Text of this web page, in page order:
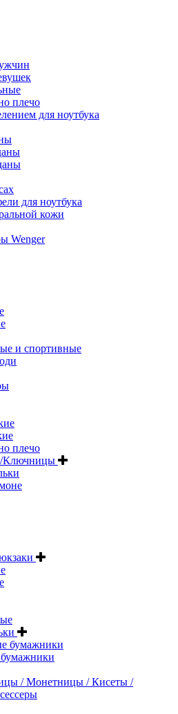
плечо
для ноутбука
для ноутбука
кожи
Wenger
и спортивные
плечо
Ключницы
бумажники
/ Монетницы / Кисеты /